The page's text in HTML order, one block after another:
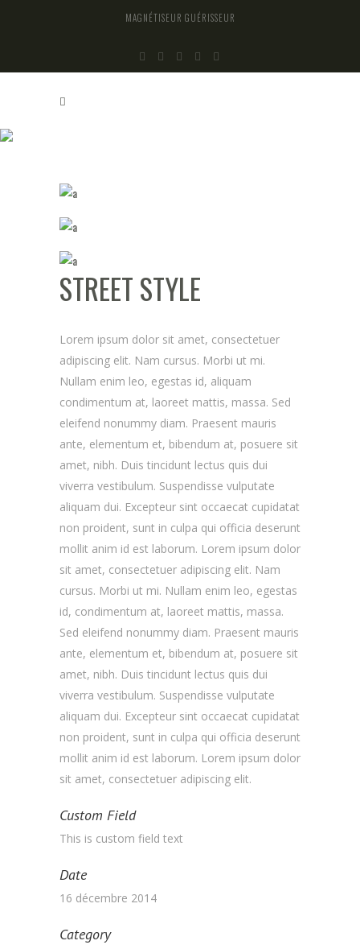
MAGNÉTISEUR GUÉRISSEUR
STREET STYLE
Lorem ipsum dolor sit amet, consectetuer
adipiscing elit. Nam cursus. Morbi ut mi.
Nullam enim leo, egestas id, aliquam
condimentum at, laoreet mattis, massa. Sed
eleifend nonummy diam. Praesent mauris
ante, elementum et, bibendum at, posuere sit
amet, nibh. Duis tincidunt lectus quis dui
viverra vestibulum. Suspendisse vulputate
aliquam dui. Excepteur sint occaecat cupidatat
non proident, sunt in culpa qui officia deserunt
mollit anim id est laborum. Lorem ipsum dolor
sit amet, consectetuer adipiscing elit. Nam
cursus. Morbi ut mi. Nullam enim leo, egestas
id, condimentum at, laoreet mattis, massa.
Sed eleifend nonummy diam. Praesent mauris
ante, elementum et, bibendum at, posuere sit
amet, nibh. Duis tincidunt lectus quis dui
viverra vestibulum. Suspendisse vulputate
aliquam dui. Excepteur sint occaecat cupidatat
non proident, sunt in culpa qui officia deserunt
mollit anim id est laborum. Lorem ipsum dolor
sit amet, consectetuer adipiscing elit.
Custom Field
This is custom field text
Date
16 décembre 2014
Category